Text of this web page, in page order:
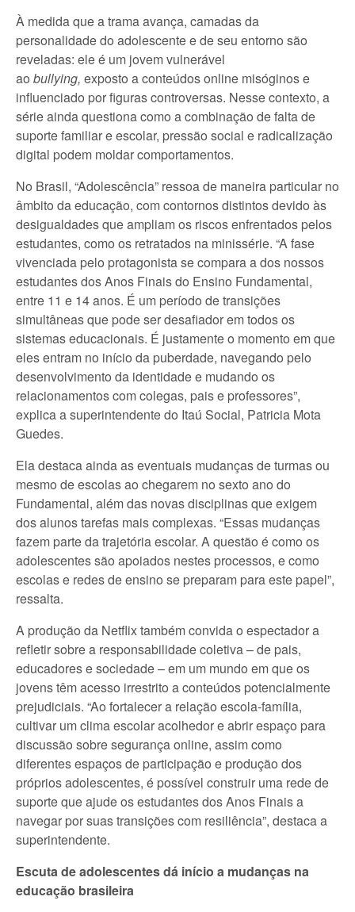
À medida que a trama avança, camadas da
personalidade do adolescente e de seu entorno são
reveladas: ele é um jovem vulnerável
ao bullying, exposto a conteúdos online misóginos e
influenciado por figuras controversas. Nesse contexto, a
série ainda questiona como a combinação de falta de
suporte familiar e escolar, pressão social e radicalização
digital podem moldar comportamentos.
No Brasil, “Adolescência” ressoa de maneira particular no
âmbito da educação, com contornos distintos devido às
desigualdades que ampliam os riscos enfrentados pelos
estudantes, como os retratados na minissérie. “A fase
vivenciada pelo protagonista se compara a dos nossos
estudantes dos Anos Finais do Ensino Fundamental,
entre 11 e 14 anos. É um período de transições
simultâneas que pode ser desafiador em todos os
sistemas educacionais. É justamente o momento em que
eles entram no início da puberdade, navegando pelo
desenvolvimento da identidade e mudando os
relacionamentos com colegas, pais e professores”,
explica a superintendente do Itaú Social, Patricia Mota
Guedes.
Ela destaca ainda as eventuais mudanças de turmas ou
mesmo de escolas ao chegarem no sexto ano do
Fundamental, além das novas disciplinas que exigem
dos alunos tarefas mais complexas. “Essas mudanças
fazem parte da trajetória escolar. A questão é como os
adolescentes são apoiados nestes processos, e como
escolas e redes de ensino se preparam para este papel”,
ressalta.
A produção da Netflix também convida o espectador a
refletir sobre a responsabilidade coletiva – de pais,
educadores e sociedade – em um mundo em que os
jovens têm acesso irrestrito a conteúdos potencialmente
prejudiciais. “Ao fortalecer a relação escola-família,
cultivar um clima escolar acolhedor e abrir espaço para
discussão sobre segurança online, assim como
diferentes espaços de participação e produção dos
próprios adolescentes, é possível construir uma rede de
suporte que ajude os estudantes dos Anos Finais a
navegar por suas transições com resiliência”, destaca a
superintendente.
Escuta de adolescentes dá início a mudanças na
educação brasileira